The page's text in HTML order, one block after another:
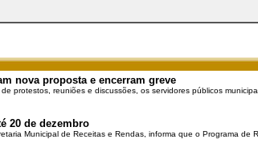
nova proposta e encerram greve
protestos, reuniões e discussões, os servidores públicos
20 de dezembro
Municipal de Receitas e Rendas, informa que o Programa de